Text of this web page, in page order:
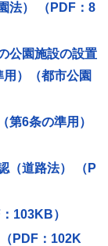
法） （PDF：8
公園施設の設置
）（都市公園
第6条の準用）
（道路法） （P
103KB）
PDF：102K